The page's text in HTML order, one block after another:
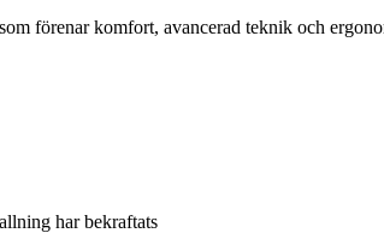
förenar komfort, avancerad teknik och
har bekraftats